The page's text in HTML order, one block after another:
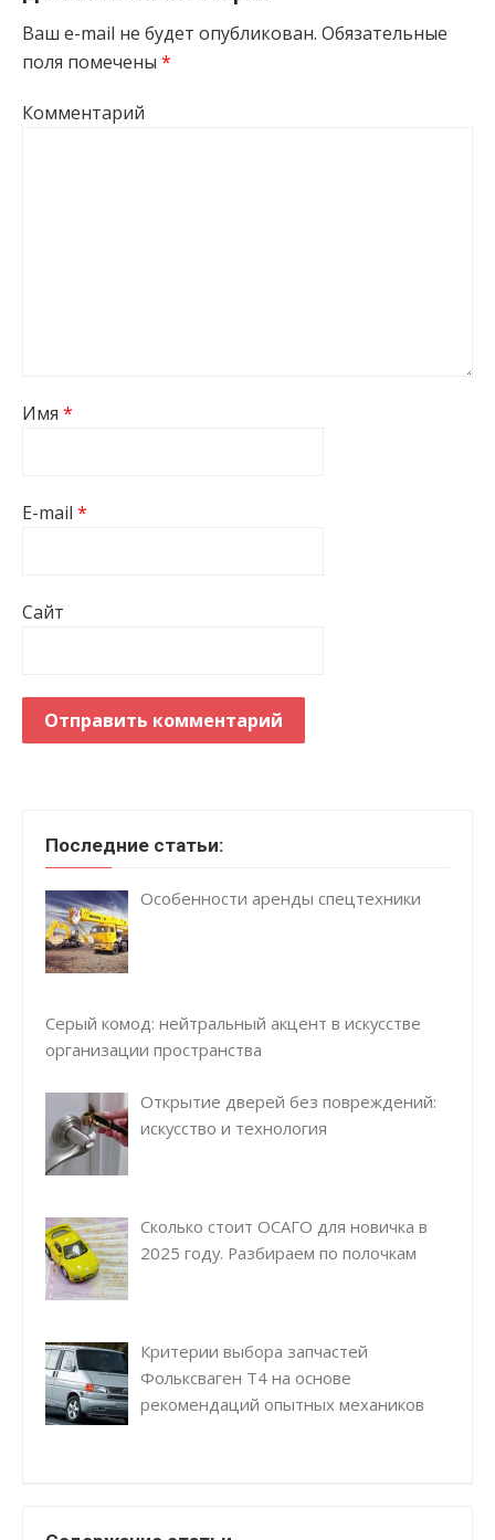
Ваш e-mail не будет опубликован. Обязательные
поля помечены *
Комментарий
Имя *
E-mail *
Сайт
Последние статьи:
Особенности аренды спецтехники
Серый комод: нейтральный акцент в искусстве
организации пространства
Открытие дверей без повреждений:
искусство и технология
Сколько стоит ОСАГО для новичка в
2025 году. Разбираем по полочкам
Критерии выбора запчастей
Фольксваген Т4 на основе
рекомендаций опытных механиков